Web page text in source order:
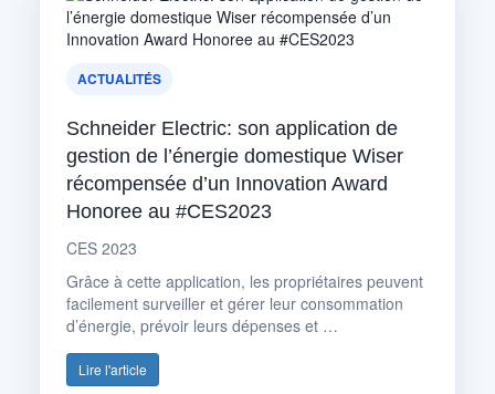
ACTUALITÉS
Schneider Electric: son application de
gestion de l’énergie domestique Wiser
récompensée d’un Innovation Award
Honoree au #CES2023
CES 2023
Grâce à cette application, les propriétaires peuvent
facilement surveiller et gérer leur consommation
d’énergie, prévoir leurs dépenses et …
Lire l'article